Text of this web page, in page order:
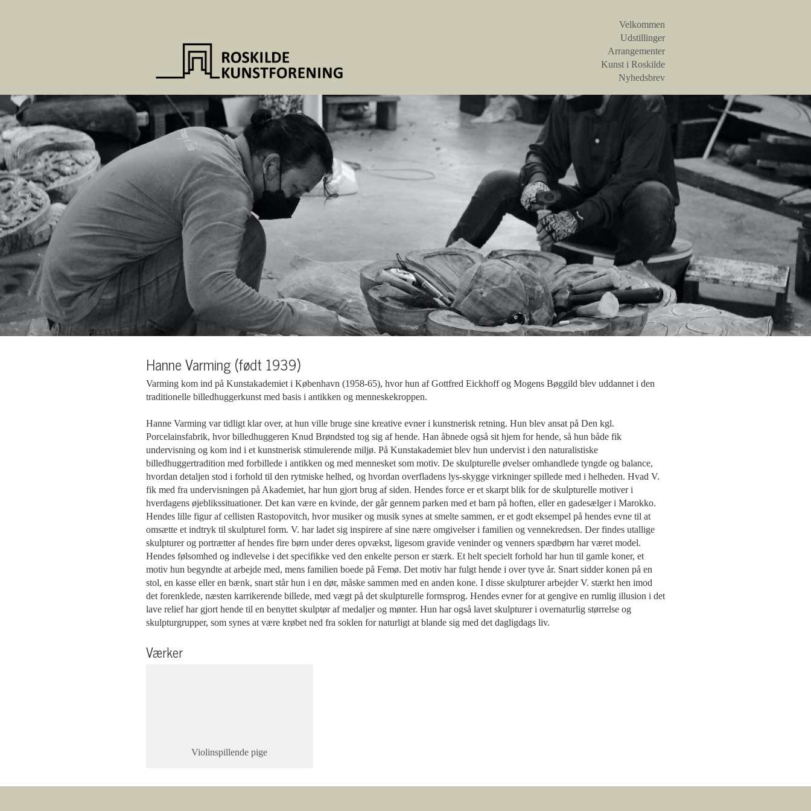
Velkommen
Udstillinger
Arrangementer
Kunst i Roskilde
Nyhedsbrev
Hanne Varming (født 1939)
Varming kom ind på Kunstakademiet i København (1958-65), hvor hun af Gottfred Eickhoff og Mogens Bøggild blev uddannet i den
traditionelle billedhuggerkunst med basis i antikken og menneskekroppen.
Hanne Varming var tidligt klar over, at hun ville bruge sine kreative evner i kunstnerisk retning. Hun blev ansat på Den kgl.
Porcelainsfabrik, hvor billedhuggeren Knud Brøndsted tog sig af hende. Han åbnede også sit hjem for hende, så hun både fik
undervisning og kom ind i et kunstnerisk stimulerende miljø. På Kunstakademiet blev hun undervist i den naturalistiske
billedhuggertradition med forbillede i antikken og med mennesket som motiv. De skulpturelle øvelser omhandlede tyngde og balance,
hvordan detaljen stod i forhold til den rytmiske helhed, og hvordan overfladens lys-skygge virkninger spillede med i helheden. Hvad V.
fik med fra undervisningen på Akademiet, har hun gjort brug af siden. Hendes force er et skarpt blik for de skulpturelle motiver i
hverdagens øjeblikssituationer. Det kan være en kvinde, der går gennem parken med et barn på hoften, eller en gadesælger i Marokko.
Hendes lille figur af cellisten Rastopovitch, hvor musiker og musik synes at smelte sammen, er et godt eksempel på hendes evne til at
omsætte et indtryk til skulpturel form. V. har ladet sig inspirere af sine nære omgivelser i familien og vennekredsen. Der findes utallige
skulpturer og portrætter af hendes fire børn under deres opvækst, ligesom gravide veninder og venners spædbørn har været model.
Hendes følsomhed og indlevelse i det specifikke ved den enkelte person er stærk. Et helt specielt forhold har hun til gamle koner, et
motiv hun begyndte at arbejde med, mens familien boede på Femø. Det motiv har fulgt hende i over tyve år. Snart sidder konen på en
stol, en kasse eller en bænk, snart står hun i en dør, måske sammen med en anden kone. I disse skulpturer arbejder V. stærkt hen imod
det forenklede, næsten karrikerende billede, med vægt på det skulpturelle formsprog. Hendes evner for at gengive en rumlig illusion i det
lave relief har gjort hende til en benyttet skulptør af medaljer og mønter. Hun har også lavet skulpturer i overnaturlig størrelse og
skulpturgrupper, som synes at være krøbet ned fra soklen for naturligt at blande sig med det dagligdags liv.
Værker
Violinspillende pige